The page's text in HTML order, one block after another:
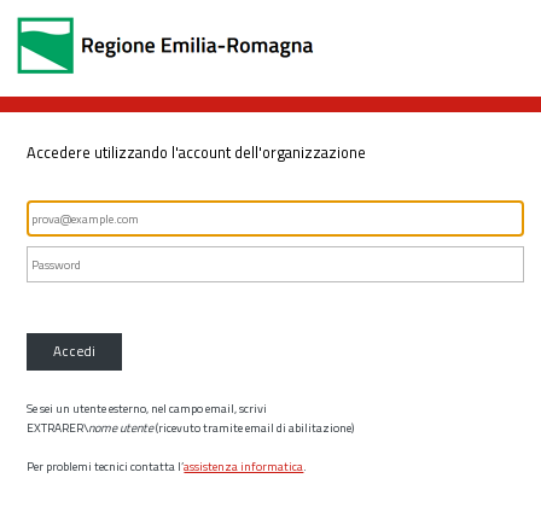
Accedere utilizzando l'account dell'organizzazione
Accedi
Se sei un utente esterno, nel campo email, scrivi
EXTRARER\nome utente(ricevuto tramite email di abilitazione)
Per problemi tecnici contatta l’assistenza informatica.